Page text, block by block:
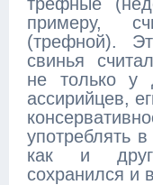
примеру,
(трефной).
свинья
не только у
ассирийцев,
употреблять
как и
сохранился и